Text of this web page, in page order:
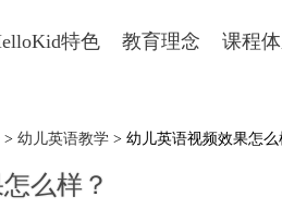
特色 教育理念 课程
> 幼儿英语教学 > 幼儿英语视频效果怎么
么样？